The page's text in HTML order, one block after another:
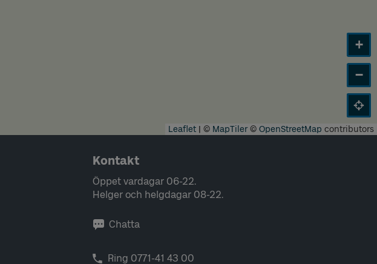
+
−
Leaflet | © MapTiler© OpenStreetMap contributors
Kontakt
Öppet vardagar 06-22.
Helger och helgdagar 08-22.
Chatta
Ring 0771-41 43 00